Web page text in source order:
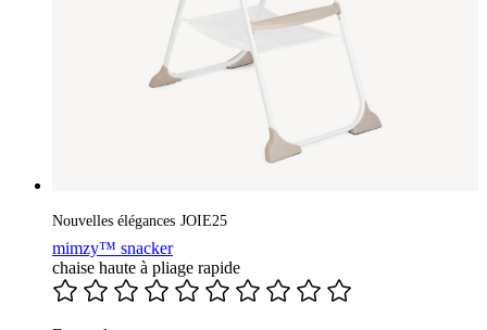
Nouvelles élégances JOIE25
mimzy™ snacker
chaise haute à pliage rapide